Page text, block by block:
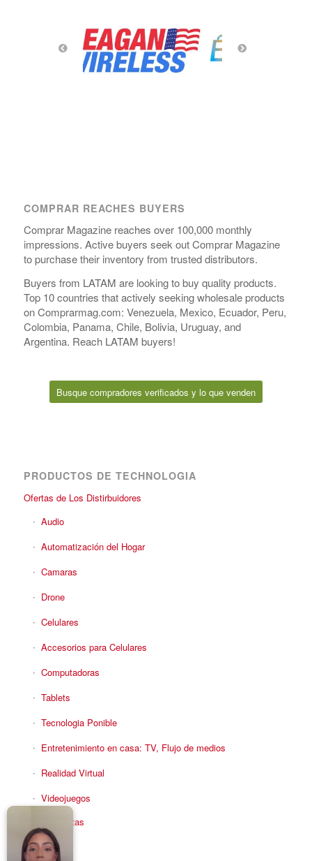
COMPRAR REACHES BUYERS
Comprar Magazine reaches over 100,000 monthly
impressions. Active buyers seek out Comprar Magazine
to purchase their inventory from trusted distributors.
Buyers from LATAM are looking to buy quality products.
Top 10 countries that actively seeking wholesale products
on Comprarmag.com: Venezuela, Mexico, Ecuador, Peru,
Colombia, Panama, Chile, Bolivia, Uruguay, and
Argentina. Reach LATAM buyers!
Busque compradores verificados y lo que venden
PRODUCTOS DE TECHNOLOGIA
Ofertas de Los Distirbuidores
Audio
Automatización del Hogar
Camaras
Drone
Celulares
Accesorios para Celulares
Computadoras
Tablets
Tecnologia Ponible
Entretenimiento en casa: TV, Flujo de medios
Realidad Virtual
Videojuegos
Reciba Ofertas